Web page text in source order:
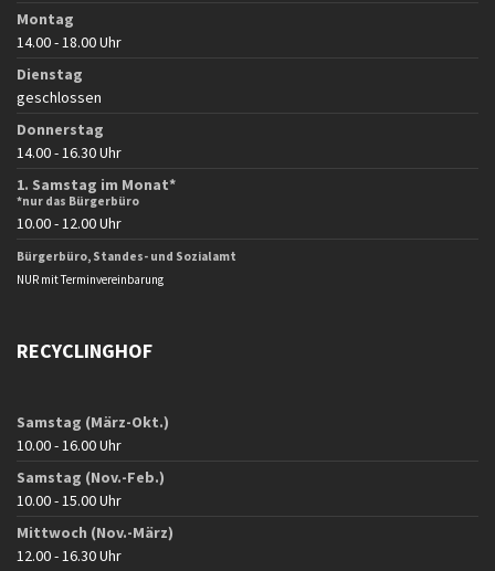
Montag
14.00 - 18.00 Uhr
Dienstag
geschlossen
Donnerstag
14.00 - 16.30 Uhr
1. Samstag im Monat*
*nur das Bürgerbüro
10.00 - 12.00 Uhr
Bürgerbüro, Standes- und Sozialamt
NUR mit Terminvereinbarung
RECYCLINGHOF
Samstag (März-Okt.)
10.00 - 16.00 Uhr
Samstag (Nov.-Feb.)
10.00 - 15.00 Uhr
Mittwoch (Nov.-März)
12.00 - 16.30 Uhr